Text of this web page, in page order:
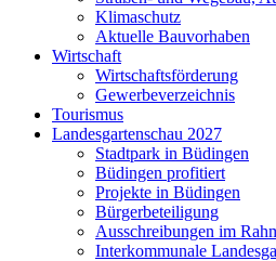
Klimaschutz
Aktuelle Bauvorhaben
Wirtschaft
Wirtschaftsförderung
Gewerbeverzeichnis
Tourismus
Landesgartenschau 2027
Stadtpark in Büdingen
Büdingen profitiert
Projekte in Büdingen
Bürgerbeteiligung
Ausschreibungen im
Interkommunale